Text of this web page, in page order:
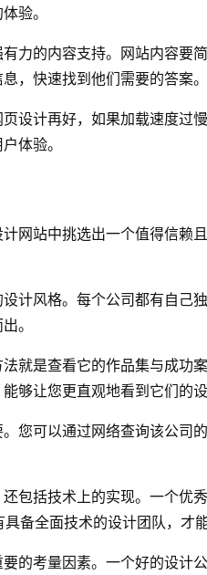
验。
力的内容支持。网站内容要
，快速找到他们需要的答案。
设计再好，如果加载速度过
体验。
网站中挑选出一个值得信赖
计风格。每个公司都有自己
。
就是查看它的作品集与成功
够让您更直观地看到它们的设
您可以通过网络查询该公司
包括技术上的实现。一个优
备全面技术的设计团队，才
的考量因素。一个好的设计